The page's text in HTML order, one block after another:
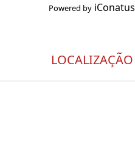
Powered by iConatus
LOCALIZAÇÃO